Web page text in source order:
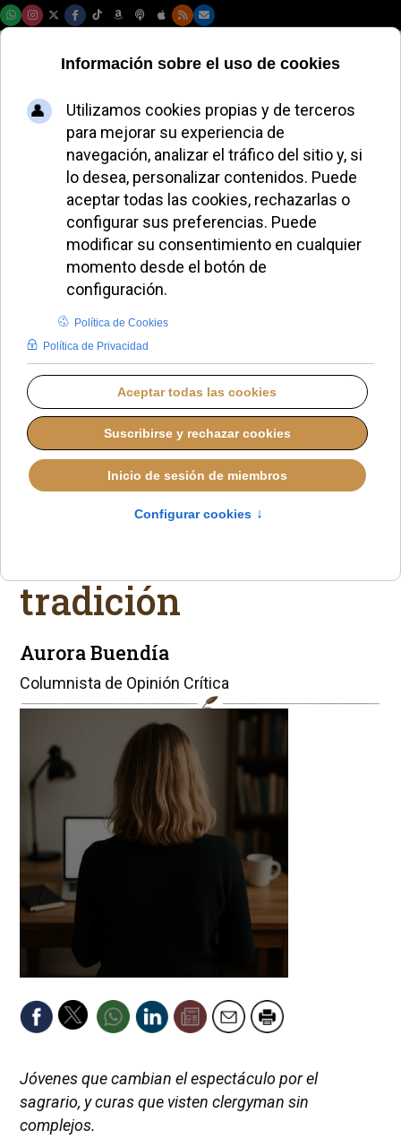
LUNES, 27 OCTUBRE 2025 17:19
La reverencia de
arrodillarse: un
tradición
Aurora Buendía
Columnista de Opinión Crítica
Jóvenes que cambian el espectáculo por el
sagrario, y curas que visten clergyman sin
complejos.